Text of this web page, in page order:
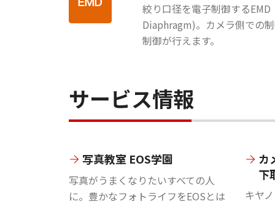
絞り口径を電子制御する
Diaphragm)。カメラ側での
制御が行えます。
サービス情報
写真教室 EOS学園
写真がうまくなりたいすべての人
に。豊かなフォトライフをEOSとは
カ
下
キヤ